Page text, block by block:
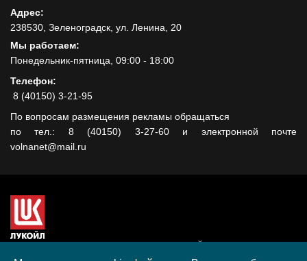
Адрес:
238530, Зеленоградск, ул. Ленина, 20
Мы работаем:
Понедельник-пятница, 09:00 - 18:00
Телефон:
8 (40150) 3-21-95
По вопросам размещения рекламы обращаться
по тел.: 8 (40150) 3-27-60 и электронной почте
volnanet@mail.ru